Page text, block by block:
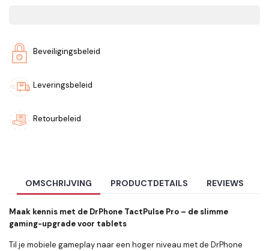
Beveiligingsbeleid
Leveringsbeleid
Retourbeleid
OMSCHRIJVING PRODUCTDETAILS REVIEWS
Maak kennis met de DrPhone TactPulse Pro – de slimme
gaming-upgrade voor tablets
Til je mobiele gameplay naar een hoger niveau met de DrPhone